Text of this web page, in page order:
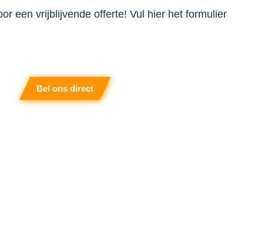
een vrijblijvende offerte! Vul hier het formulier
Bel ons direct